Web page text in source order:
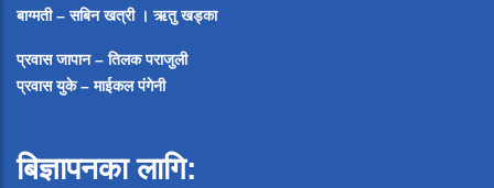
बाग्मती – सबिन खत्री ।ऋतु खड्का
प्रवास जापान – तिलक पराजुली
प्रवास युके – माईकल पंगेनी
बिज्ञापनका लागि: